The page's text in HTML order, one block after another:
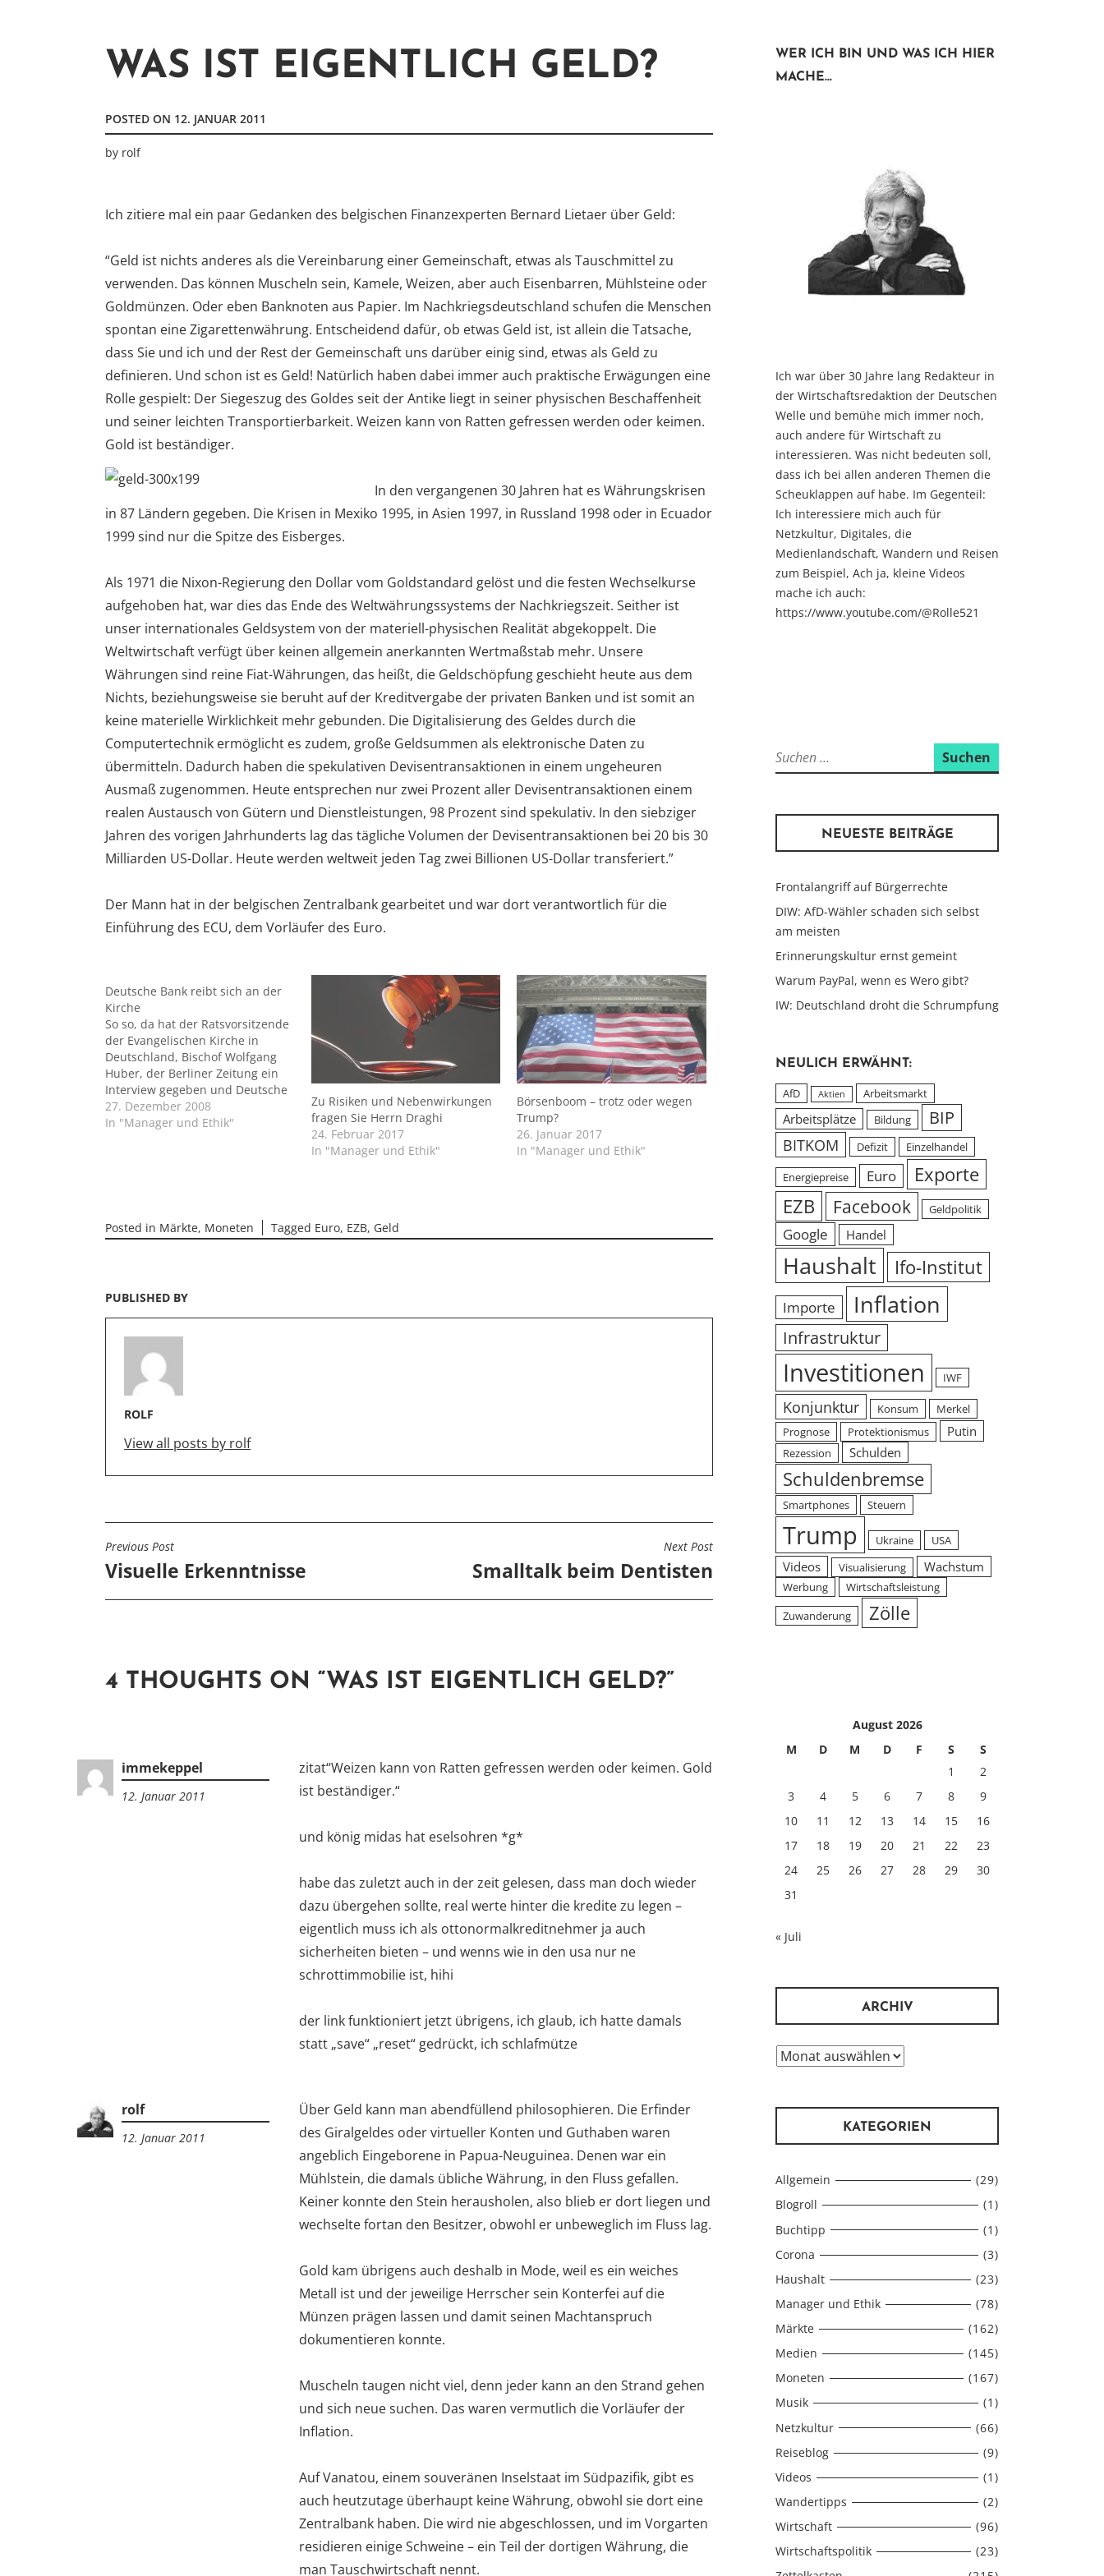
WAS IST EIGENTLICH GELD?
POSTED ON 12. JANUAR 2011
by rolf
Ich zitiere mal ein paar Gedanken des belgischen Finanzexperten Bernard Lietaer über Geld:
“Geld ist nichts anderes als die Vereinbarung einer Gemeinschaft, etwas als Tauschmittel zu
verwenden. Das können Muscheln sein, Kamele, Weizen, aber auch Eisenbarren, Mühlsteine oder
Goldmünzen. Oder eben Banknoten aus Papier. Im Nachkriegsdeutschland schufen die Menschen
spontan eine Zigarettenwährung. Entscheidend dafür, ob etwas Geld ist, ist allein die Tatsache,
dass Sie und ich und der Rest der Gemeinschaft uns darüber einig sind, etwas als Geld zu
definieren. Und schon ist es Geld! Natürlich haben dabei immer auch praktische Erwägungen eine
Rolle gespielt: Der Siegeszug des Goldes seit der Antike liegt in seiner physischen Beschaffenheit
und seiner leichten Transportierbarkeit. Weizen kann von Ratten gefressen werden oder keimen.
Gold ist beständiger.
In den vergangenen 30 Jahren hat es Währungskrisen
in 87 Ländern gegeben. Die Krisen in Mexiko 1995, in Asien 1997, in Russland 1998 oder in Ecuador
1999 sind nur die Spitze des Eisberges.
Als 1971 die Nixon-Regierung den Dollar vom Goldstandard gelöst und die festen Wechselkurse
aufgehoben hat, war dies das Ende des Weltwährungssystems der Nachkriegszeit. Seither ist
unser internationales Geldsystem von der materiell-physischen Realität abgekoppelt. Die
Weltwirtschaft verfügt über keinen allgemein anerkannten Wertmaßstab mehr. Unsere
Währungen sind reine Fiat-Währungen, das heißt, die Geldschöpfung geschieht heute aus dem
Nichts, beziehungsweise sie beruht auf der Kreditvergabe der privaten Banken und ist somit an
keine materielle Wirklichkeit mehr gebunden. Die Digitalisierung des Geldes durch die
Computertechnik ermöglicht es zudem, große Geldsummen als elektronische Daten zu
übermitteln. Dadurch haben die spekulativen Devisentransaktionen in einem ungeheuren
Ausmaß zugenommen. Heute entsprechen nur zwei Prozent aller Devisentransaktionen einem
realen Austausch von Gütern und Dienstleistungen, 98 Prozent sind spekulativ. In den siebziger
Jahren des vorigen Jahrhunderts lag das tägliche Volumen der Devisentransaktionen bei 20 bis 30
Milliarden US-Dollar. Heute werden weltweit jeden Tag zwei Billionen US-Dollar transferiert.”
Der Mann hat in der belgischen Zentralbank gearbeitet und war dort verantwortlich für die
Einführung des ECU, dem Vorläufer des Euro.
Deutsche Bank reibt sich an der
Kirche
So so, da hat der Ratsvorsitzende
der Evangelischen Kirche in
Deutschland, Bischof Wolfgang
Huber, der Berliner Zeitung ein
Interview gegeben und Deutsche
Bank-Chef Josef Ackermann hart
angegangen. Was der
27. Dezember 2008
In "Manager und Ethik"
Zu Risiken und Nebenwirkungen
fragen Sie Herrn Draghi
24. Februar 2017
In "Manager und Ethik"
Börsenboom – trotz oder wegen
Trump?
26. Januar 2017
In "Manager und Ethik"
Posted in Märkte, Moneten Tagged Euro, EZB, Geld
PUBLISHED BY
ROLF
View all posts by rolf
BEITRAGSNAVIGATION
Previous Post
Visuelle Erkenntnisse
Next Post
Smalltalk beim Dentisten
4 THOUGHTS ON “WAS IST EIGENTLICH GELD?”
immekeppel
12. Januar 2011
zitat“Weizen kann von Ratten gefressen werden oder keimen. Gold
ist beständiger.“
und könig midas hat eselsohren *g*
habe das zuletzt auch in der zeit gelesen, dass man doch wieder
dazu übergehen sollte, real werte hinter die kredite zu legen –
eigentlich muss ich als ottonormalkreditnehmer ja auch
sicherheiten bieten – und wenns wie in den usa nur ne
schrottimmobilie ist, hihi
der link funktioniert jetzt übrigens, ich glaub, ich hatte damals
statt „save“ „reset“ gedrückt, ich schlafmütze
rolf
12. Januar 2011
Über Geld kann man abendfüllend philosophieren. Die Erfinder
des Giralgeldes oder virtueller Konten und Guthaben waren
angeblich Eingeborene in Papua-Neuguinea. Denen war ein
Mühlstein, die damals übliche Währung, in den Fluss gefallen.
Keiner konnte den Stein herausholen, also blieb er dort liegen und
wechselte fortan den Besitzer, obwohl er unbeweglich im Fluss lag.
Gold kam übrigens auch deshalb in Mode, weil es ein weiches
Metall ist und der jeweilige Herrscher sein Konterfei auf die
Münzen prägen lassen und damit seinen Machtanspruch
dokumentieren konnte.
Muscheln taugen nicht viel, denn jeder kann an den Strand gehen
und sich neue suchen. Das waren vermutlich die Vorläufer der
Inflation.
Auf Vanatou, einem souveränen Inselstaat im Südpazifik, gibt es
auch heutzutage überhaupt keine Währung, obwohl sie dort eine
Zentralbank haben. Die wird nie abgeschlossen, und im Vorgarten
residieren einige Schweine – ein Teil der dortigen Währung, die
man Tauschwirtschaft nennt.
WER ICH BIN UND WAS ICH HIER
MACHE...
Ich war über 30 Jahre lang Redakteur in
der Wirtschaftsredaktion der Deutschen
Welle und bemühe mich immer noch,
auch andere für Wirtschaft zu
interessieren. Was nicht bedeuten soll,
dass ich bei allen anderen Themen die
Scheuklappen auf habe. Im Gegenteil:
Ich interessiere mich auch für
Netzkultur, Digitales, die
Medienlandschaft, Wandern und Reisen
zum Beispiel, Ach ja, kleine Videos
mache ich auch:
https://www.youtube.com/@Rolle521
Suchen
nach:
NEUESTE BEITRÄGE
Frontalangriff auf Bürgerrechte
DIW: AfD-Wähler schaden sich selbst
am meisten
Erinnerungskultur ernst gemeint
Warum PayPal, wenn es Wero gibt?
IW: Deutschland droht die Schrumpfung
NEULICH ERWÄHNT:
AfD Aktien Arbeitsmarkt
Arbeitsplätze Bildung BIP
BITKOM Defizit Einzelhandel
Energiepreise Euro
Exporte
EZB
Facebook Geldpolitik
Google Handel
Haushalt Ifo-Institut
Importe Inflation
Infrastruktur
Investitionen IWF
Konjunktur Konsum
Merkel
Prognose
Protektionismus Putin
Rezession Schulden
Schuldenbremse
Smartphones Steuern
Trump Ukraine USA
Videos Visualisierung Wachstum
Werbung
Wirtschaftsleistung
Zuwanderung
Zölle
August 2026
M
D M D F S
S
1
2
3
4 5 6 7 8
9
10
11 12 13 14 15
16
17
18 19 20 21 22
23
24
25 26 27 28 29
30
31
« Juli
ARCHIV
Archiv
KATEGORIEN
Allgemein
(29)
Blogroll
(1)
Buchtipp
(1)
Corona
(3)
Haushalt
(23)
Manager und Ethik
(78)
Märkte
(162)
Medien
(145)
Moneten
(167)
Musik
(1)
Netzkultur
(66)
Reiseblog
(9)
Videos
(1)
Wandertipps
(2)
Wirtschaft
(96)
Wirtschaftspolitik
(23)